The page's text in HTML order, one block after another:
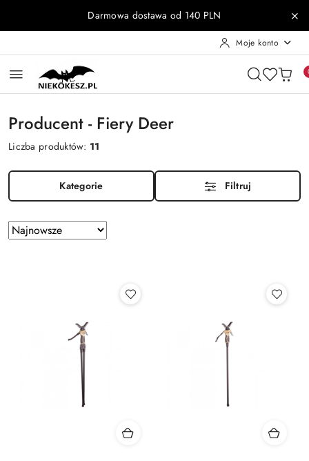
Przejdź do treści głównej
Przejdź do wyszukiwarki
Przejdź do moje konto
Przejdź do menu głównego
Przejdź do stopkiDarmowa dostawa od 140 PLN
Moje konto
Producent - Fiery Deer
Liczba produktów: 11
Kategorie Filtruj
Zastosowano
sortowanie:
Sortuj
według